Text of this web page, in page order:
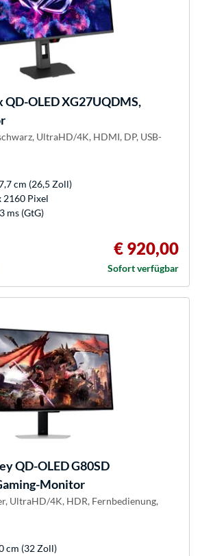
QD-OLED XG27UQDMS,
UltraHD/4K, HDMI, DP, USB-
cm (26,5 Zoll)
2160 Pixel
ms (GtG)
€ 920,00
Sofort verfügbar
QD-OLED G80SD
Monitor
UltraHD/4K, HDR, Fernbedienung,
cm (32 Zoll)